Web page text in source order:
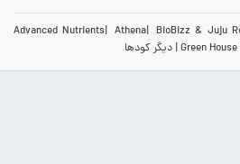
Advanced Nutrients Athena
BioBizz & Juju
Green دیگر کودها